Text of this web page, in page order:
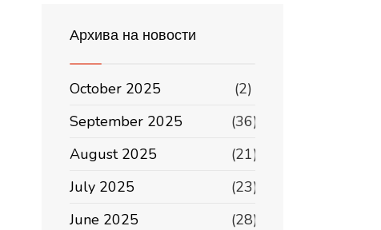
Архива на новости
October 2025
(2)
September 2025
(36)
August 2025
(21)
July 2025
(23)
June 2025
(28)